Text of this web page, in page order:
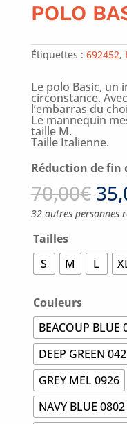
POLO
Étiquettes : 692452,
Le polo Basic, un
circonstance.
l’embarras du
Le mannequin
taille M.
Taille Italienne.
Réduction de fin
70,00€
32 autres personnes
Tailles
S
M L
Couleurs
BEACOUP BLUE
DEEP GREEN
GREY MEL 0926
NAVY BLUE 0802